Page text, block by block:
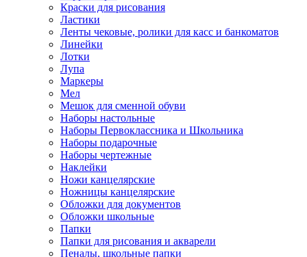
Краски для рисования
Ластики
Ленты чековые, ролики для касс и банкоматов
Линейки
Лотки
Лупа
Маркеры
Мел
Мешок для сменной обуви
Наборы настольные
Наборы Первоклассника и Школьника
Наборы подарочные
Наборы чертежные
Наклейки
Ножи канцелярские
Ножницы канцелярские
Обложки для документов
Обложки школьные
Папки
Папки для рисования и акварели
Пеналы, школьные папки